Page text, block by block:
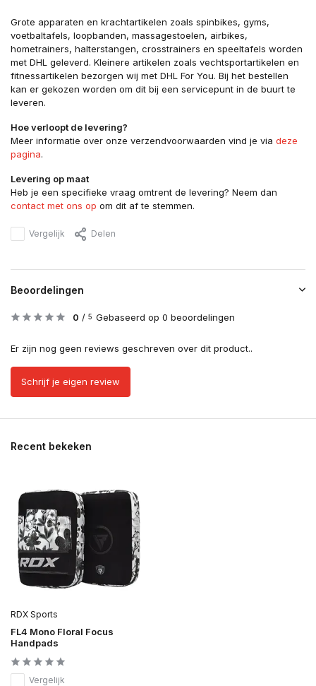
Grote apparaten en krachtartikelen zoals spinbikes, gyms,
voetbaltafels, loopbanden, massagestoelen, airbikes,
hometrainers, halterstangen, crosstrainers en speeltafels worden
met DHL geleverd. Kleinere artikelen zoals vechtsportartikelen en
fitnessartikelen bezorgen wij met DHL For You. Bij het bestellen
kan er gekozen worden om dit bij een servicepunt in de buurt te
leveren.
Hoe verloopt de levering?
Meer informatie over onze verzendvoorwaarden vind je via deze
pagina.
Levering op maat
Heb je een specifieke vraag omtrent de levering? Neem dan
contact met ons op om dit af te stemmen.
Vergelijk Delen
Beoordelingen
0 / 5 Gebaseerd op 0 beoordelingen
Er zijn nog geen reviews geschreven over dit product..
Schrijf je eigen review
Recent bekeken
RDX Sports
FL4 Mono Floral Focus
Handpads
Vergelijk